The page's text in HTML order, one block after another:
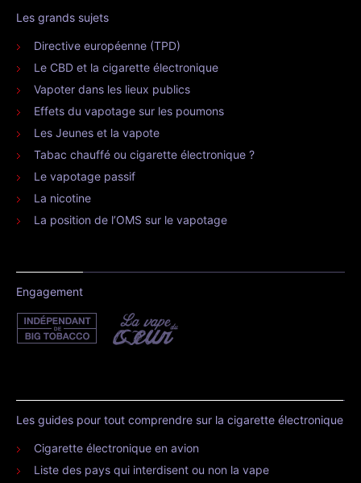
Les grands sujets
Directive européenne (TPD)
Le CBD et la cigarette électronique
Vapoter dans les lieux publics
Effets du vapotage sur les poumons
Les Jeunes et la vapote
Tabac chauffé ou cigarette électronique ?
Le vapotage passif
La nicotine
La position de l’OMS sur le vapotage
Engagement
Les guides pour tout comprendre sur la cigarette électronique
Cigarette électronique en avion
Liste des pays qui interdisent ou non la vape